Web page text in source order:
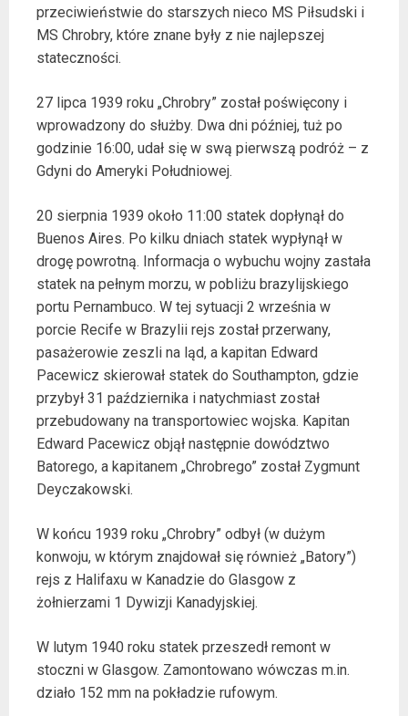
przeciwieństwie do starszych nieco MS Piłsudski i
MS Chrobry, które znane były z nie najlepszej
stateczności.
27 lipca 1939 roku „Chrobry” został poświęcony i
wprowadzony do służby. Dwa dni później, tuż po
godzinie 16:00, udał się w swą pierwszą podróż – z
Gdyni do Ameryki Południowej.
20 sierpnia 1939 około 11:00 statek dopłynął do
Buenos Aires. Po kilku dniach statek wypłynął w
drogę powrotną. Informacja o wybuchu wojny zastała
statek na pełnym morzu, w pobliżu brazylijskiego
portu Pernambuco. W tej sytuacji 2 września w
porcie Recife w Brazylii rejs został przerwany,
pasażerowie zeszli na ląd, a kapitan Edward
Pacewicz skierował statek do Southampton, gdzie
przybył 31 października i natychmiast został
przebudowany na transportowiec wojska. Kapitan
Edward Pacewicz objął następnie dowództwo
Batorego, a kapitanem „Chrobrego” został Zygmunt
Deyczakowski.
W końcu 1939 roku „Chrobry” odbył (w dużym
konwoju, w którym znajdował się również „Batory”)
rejs z Halifaxu w Kanadzie do Glasgow z
żołnierzami 1 Dywizji Kanadyjskiej.
W lutym 1940 roku statek przeszedł remont w
stoczni w Glasgow. Zamontowano wówczas m.in.
działo 152 mm na pokładzie rufowym.